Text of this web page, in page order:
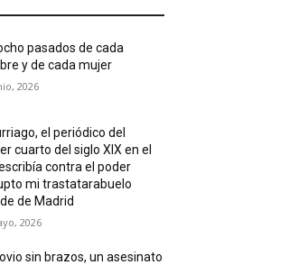
pasados de cada
y de cada mujer
2026
el periódico del
cuarto del siglo XIX en el
contra el poder
mi trastatarabuelo
de Madrid
2026
sin brazos, un asesinato